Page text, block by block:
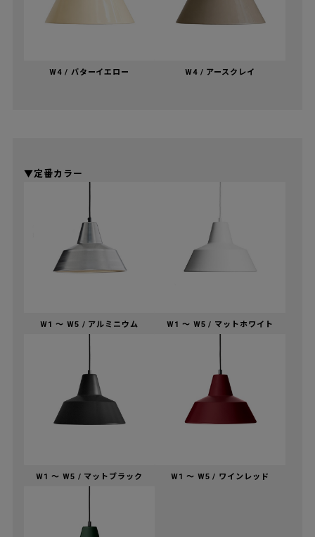
W4 / バターイエロー W4 / アースクレイ
▼定番カラー
W1 〜 W5 / アルミニウム W1 〜 W5 / マットホワイト
W1 〜 W5 / マットブラック W1 〜 W5 / ワインレッド